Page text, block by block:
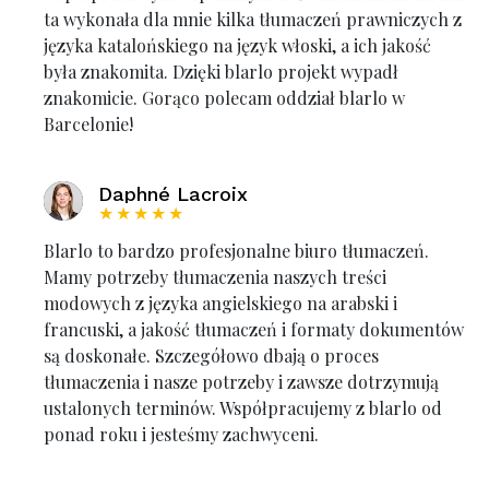
ta wykonała dla mnie kilka tłumaczeń prawniczych z
języka katalońskiego na język włoski, a ich jakość
była znakomita. Dzięki blarlo projekt wypadł
znakomicie. Gorąco polecam oddział blarlo w
Barcelonie!
Daphné Lacroix
★★★★★
Blarlo to bardzo profesjonalne biuro tłumaczeń.
Mamy potrzeby tłumaczenia naszych treści
modowych z języka angielskiego na arabski i
francuski, a jakość tłumaczeń i formaty dokumentów
są doskonałe. Szczegółowo dbają o proces
tłumaczenia i nasze potrzeby i zawsze dotrzymują
ustalonych terminów. Współpracujemy z blarlo od
ponad roku i jesteśmy zachwyceni.